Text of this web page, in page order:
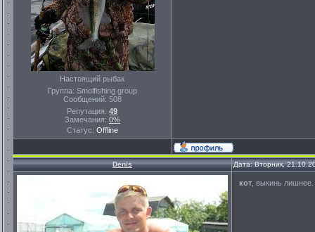
Настоящий рыбак
Группа: Smolfishing group
Сообщений: 508
Репутация:49
Замечания: 0%
Статус: Offline
Denis Дата: Вторник,
кот , выкинь лишнее.